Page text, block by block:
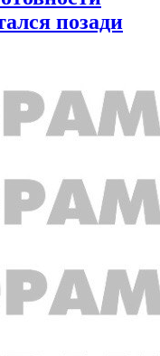
позади